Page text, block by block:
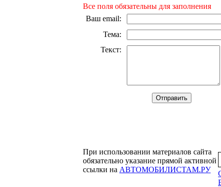
Все поля обязательны для заполнения
Ваш email:
Тема:
Текст:
При использовании материалов сайта
обязательно указание прямой активной
ссылки на АВТОМОБИЛИСТАМ.РУ